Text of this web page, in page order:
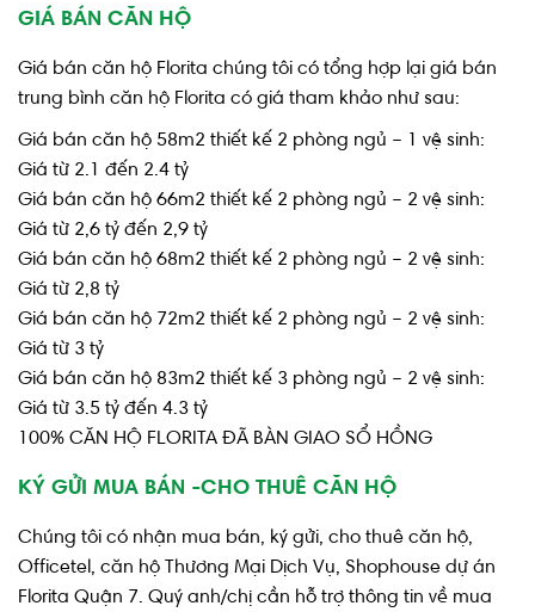
GIÁ BÁN CĂN HỘ
Giá bán căn hộ Florita chúng tôi có tổng hợp lại giá bán
trung bình căn hộ Florita có giá tham khảo như sau:
Giá bán căn hộ 58m2 thiết kế 2 phòng ngủ – 1 vệ sinh:
Giá từ 2.1 đến 2.4 tỷ
Giá bán căn hộ 66m2 thiết kế 2 phòng ngủ – 2 vệ sinh:
Giá từ 2,6 tỷ đến 2,9 tỷ
Giá bán căn hộ 68m2 thiết kế 2 phòng ngủ – 2 vệ sinh:
Giá từ 2,8 tỷ
Giá bán căn hộ 72m2 thiết kế 2 phòng ngủ – 2 vệ sinh:
Giá từ 3 tỷ
Giá bán căn hộ 83m2 thiết kế 3 phòng ngủ – 2 vệ sinh:
Giá từ 3.5 tỷ đến 4.3 tỷ
100% CĂN HỘ FLORITA ĐÃ BÀN GIAO SỔ HỒNG
KÝ GỬI MUA BÁN -CHO THUÊ CĂN HỘ
Chúng tôi có nhận mua bán, ký gửi, cho thuê căn hộ,
Officetel, căn hộ Thương Mại Dịch Vụ, Shophouse dự án
Florita Quận 7. Quý anh/chị cần hỗ trợ thông tin về mua